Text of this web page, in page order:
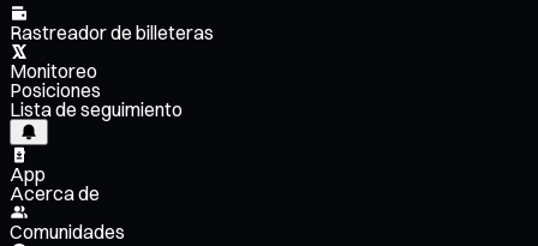
Rastreador de billeteras
Monitoreo
Posiciones
Lista de seguimiento
App
Acerca de
Comunidades